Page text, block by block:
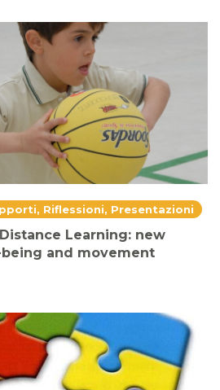
Riflessioni, Presentazioni
Learning: new
and movement